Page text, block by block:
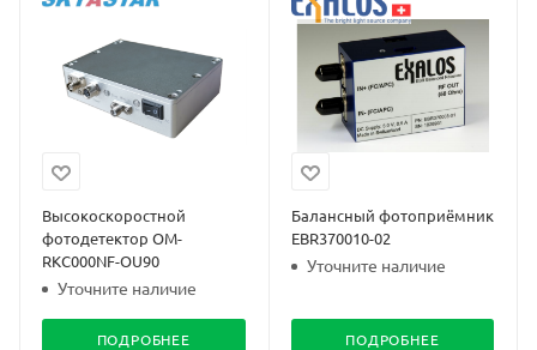
Высокоскоростной
фотодетектор OM-
RKC000NF-OU90
Уточните наличие
ПОДРОБНЕЕ
Балансный фотоприёмник
EBR370010-02
Уточните наличие
ПОДРОБНЕЕ